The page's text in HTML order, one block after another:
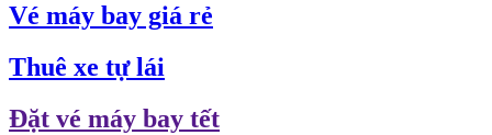
Vé máy bay giá rẻ
Thuê xe tự lái
Đặt vé máy bay tết